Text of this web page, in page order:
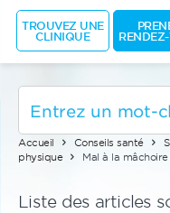
Accueil Conseils santé
physique
Mal à la mâchoire
Liste des articles
TROUVEZ UNE
CLINIQUE